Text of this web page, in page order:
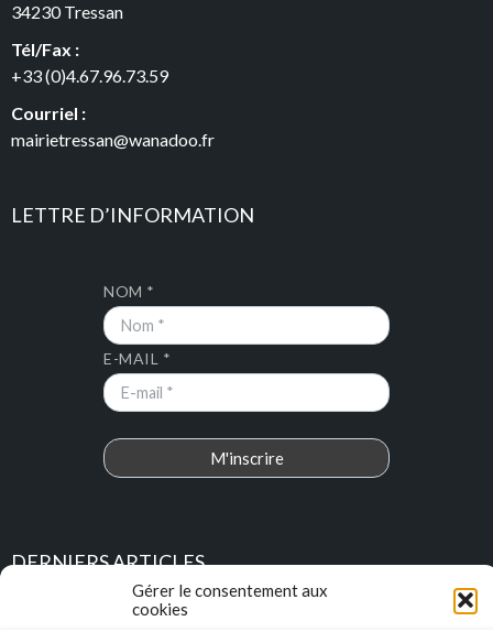
Gérer le consentement aux
cookies
34230 Tressan
Tél/Fax :
+33 (0)4.67.96.73.59
Courriel :
mairietressan@wanadoo.fr
LETTRE D’INFORMATION
NOM *
E-MAIL *
DERNIERS ARTICLES
Place au Terroir – TRESSAN